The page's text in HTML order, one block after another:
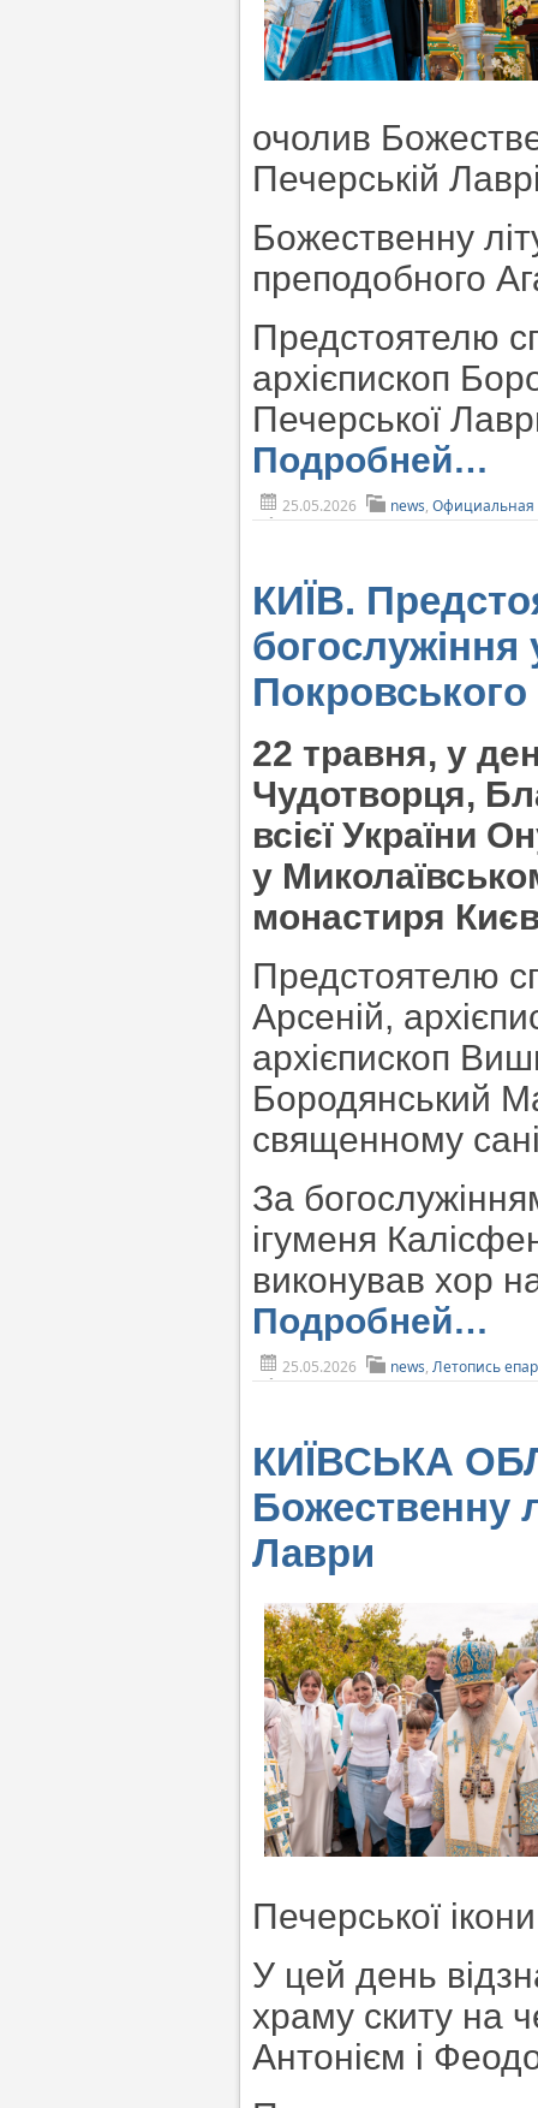
очолив
Печерській
Божественну
преподобного
Предстоятелю
архієпископ
Печерської
Подробней…
25.05.2026 news, Официальная
КИЇВ.
богослужіння
22 травня, у
Чудотворця,
всієї України
у
монастиря
Предстоятелю
Арсеній,
архієпископ
Бородянський
священному
За
ігуменя
виконував хор
Подробней…
25.05.2026 news, Летопись
КИЇВСЬКА
Божественну
Лаври
Печерської
У цей день
храму скиту на
Антонієм і